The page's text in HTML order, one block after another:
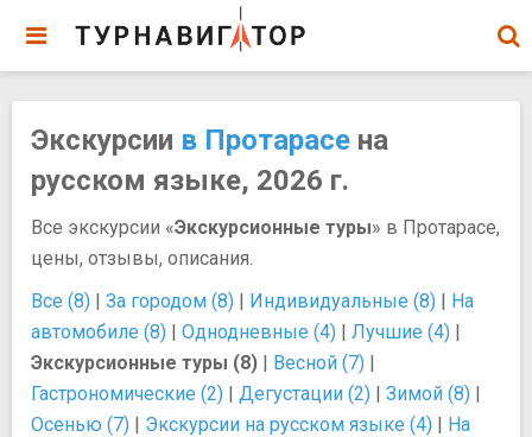
Экскурсии в Протарасе на
русском языке, 2026 г.
Все экскурсии «Экскурсионные туры» в Протарасе,
цены, отзывы, описания.
Все (8) | За городом (8) | Индивидуальные (8) | На
автомобиле (8) | Однодневные (4) | Лучшие (4) |
Экскурсионные туры (8) | Весной (7) |
Гастрономические (2) | Дегустации (2) | Зимой (8) |
Осенью (7) | Экскурсии на русском языке (4) | На